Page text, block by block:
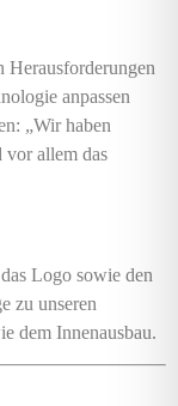
Herausforderungen
anpassen
„Wir haben
vor allem das
Logo sowie den
zu unseren
dem Innenausbau.